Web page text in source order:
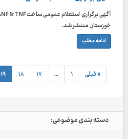
خوزستان منتشر شد.
ادامه مطلب
« قبلی ۱ … ۱۷ ۱۸ ۱۹
دسته بندی موضوعی: